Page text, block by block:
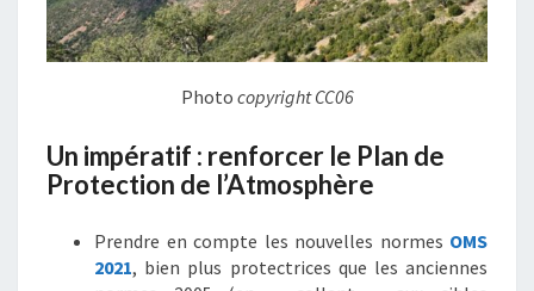
Photo copyright CC06
Un impératif : renforcer le Plan de
Protection de l’Atmosphère
Prendre en compte les nouvelles normes OMS
2021, bien plus protectrices que les anciennes